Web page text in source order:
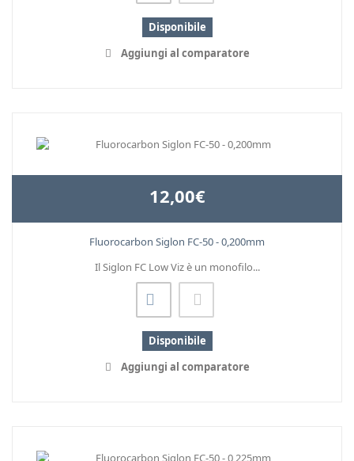
Disponibile
Aggiungi al comparatore
12,00€
Fluorocarbon Siglon FC-50 - 0,200mm
Il Siglon FC Low Viz è un monofilo...
Disponibile
Aggiungi al comparatore